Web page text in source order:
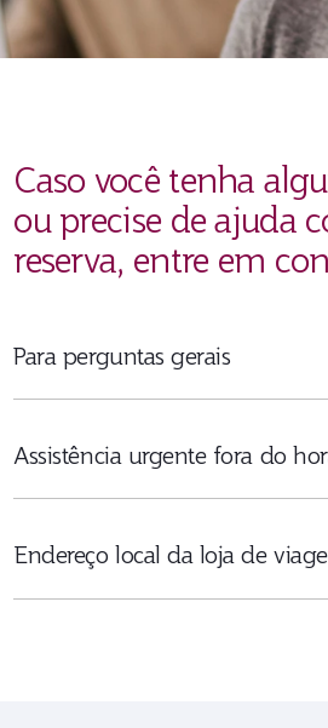
Caso você tenha
ou precise de ajuda
reserva, entre em
Para perguntas gerais
Assistência urgente fora do
Endereço local da loja de